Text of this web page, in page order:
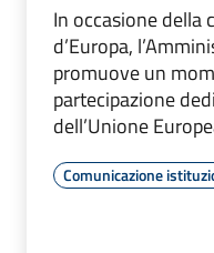
In occasione della
d’Europa,
promuove un
partecipazione
dell’Unione
Comunicazione